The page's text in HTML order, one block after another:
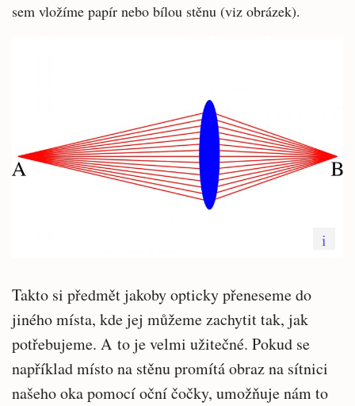
sem vložíme papír nebo bílou stěnu (viz obrázek).
i
Takto si předmět jakoby opticky přeneseme do
jiného místa, kde jej můžeme zachytit tak, jak
potřebujeme. A to je velmi užitečné. Pokud se
například místo na stěnu promítá obraz na sítnici
našeho oka pomocí oční čočky, umožňuje nám to